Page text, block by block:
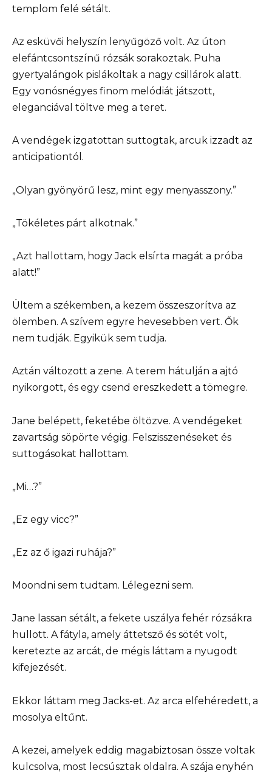
templom felé sétált.
Az esküvői helyszín lenyűgöző volt. Az úton
elefántcsontszínű rózsák sorakoztak. Puha
gyertyalángok pislákoltak a nagy csillárok alatt.
Egy vonósnégyes finom melódiát játszott,
eleganciával töltve meg a teret.
A vendégek izgatottan suttogtak, arcuk izzadt az
anticipationtól.
„Olyan gyönyörű lesz, mint egy menyasszony.”
„Tökéletes párt alkotnak.”
„Azt hallottam, hogy Jack elsírta magát a próba
alatt!”
Ültem a székemben, a kezem összeszorítva az
ölemben. A szívem egyre hevesebben vert. Ők
nem tudják. Egyikük sem tudja.
Aztán változott a zene. A terem hátulján a ajtó
nyikorgott, és egy csend ereszkedett a tömegre.
Jane belépett, feketébe öltözve. A vendégeket
zavartság söpörte végig. Felszisszenéseket és
suttogásokat hallottam.
„Mi…?”
„Ez egy vicc?”
„Ez az ő igazi ruhája?”
Moondni sem tudtam. Lélegezni sem.
Jane lassan sétált, a fekete uszálya fehér rózsákra
hullott. A fátyla, amely áttetsző és sötét volt,
keretezte az arcát, de mégis láttam a nyugodt
kifejezését.
Ekkor láttam meg Jacks-et. Az arca elfehéredett, a
mosolya eltűnt.
A kezei, amelyek eddig magabiztosan össze voltak
kulcsolva, most lecsúsztak oldalra. A szája enyhén